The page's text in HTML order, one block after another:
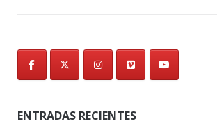
ENTRADAS RECIENTES